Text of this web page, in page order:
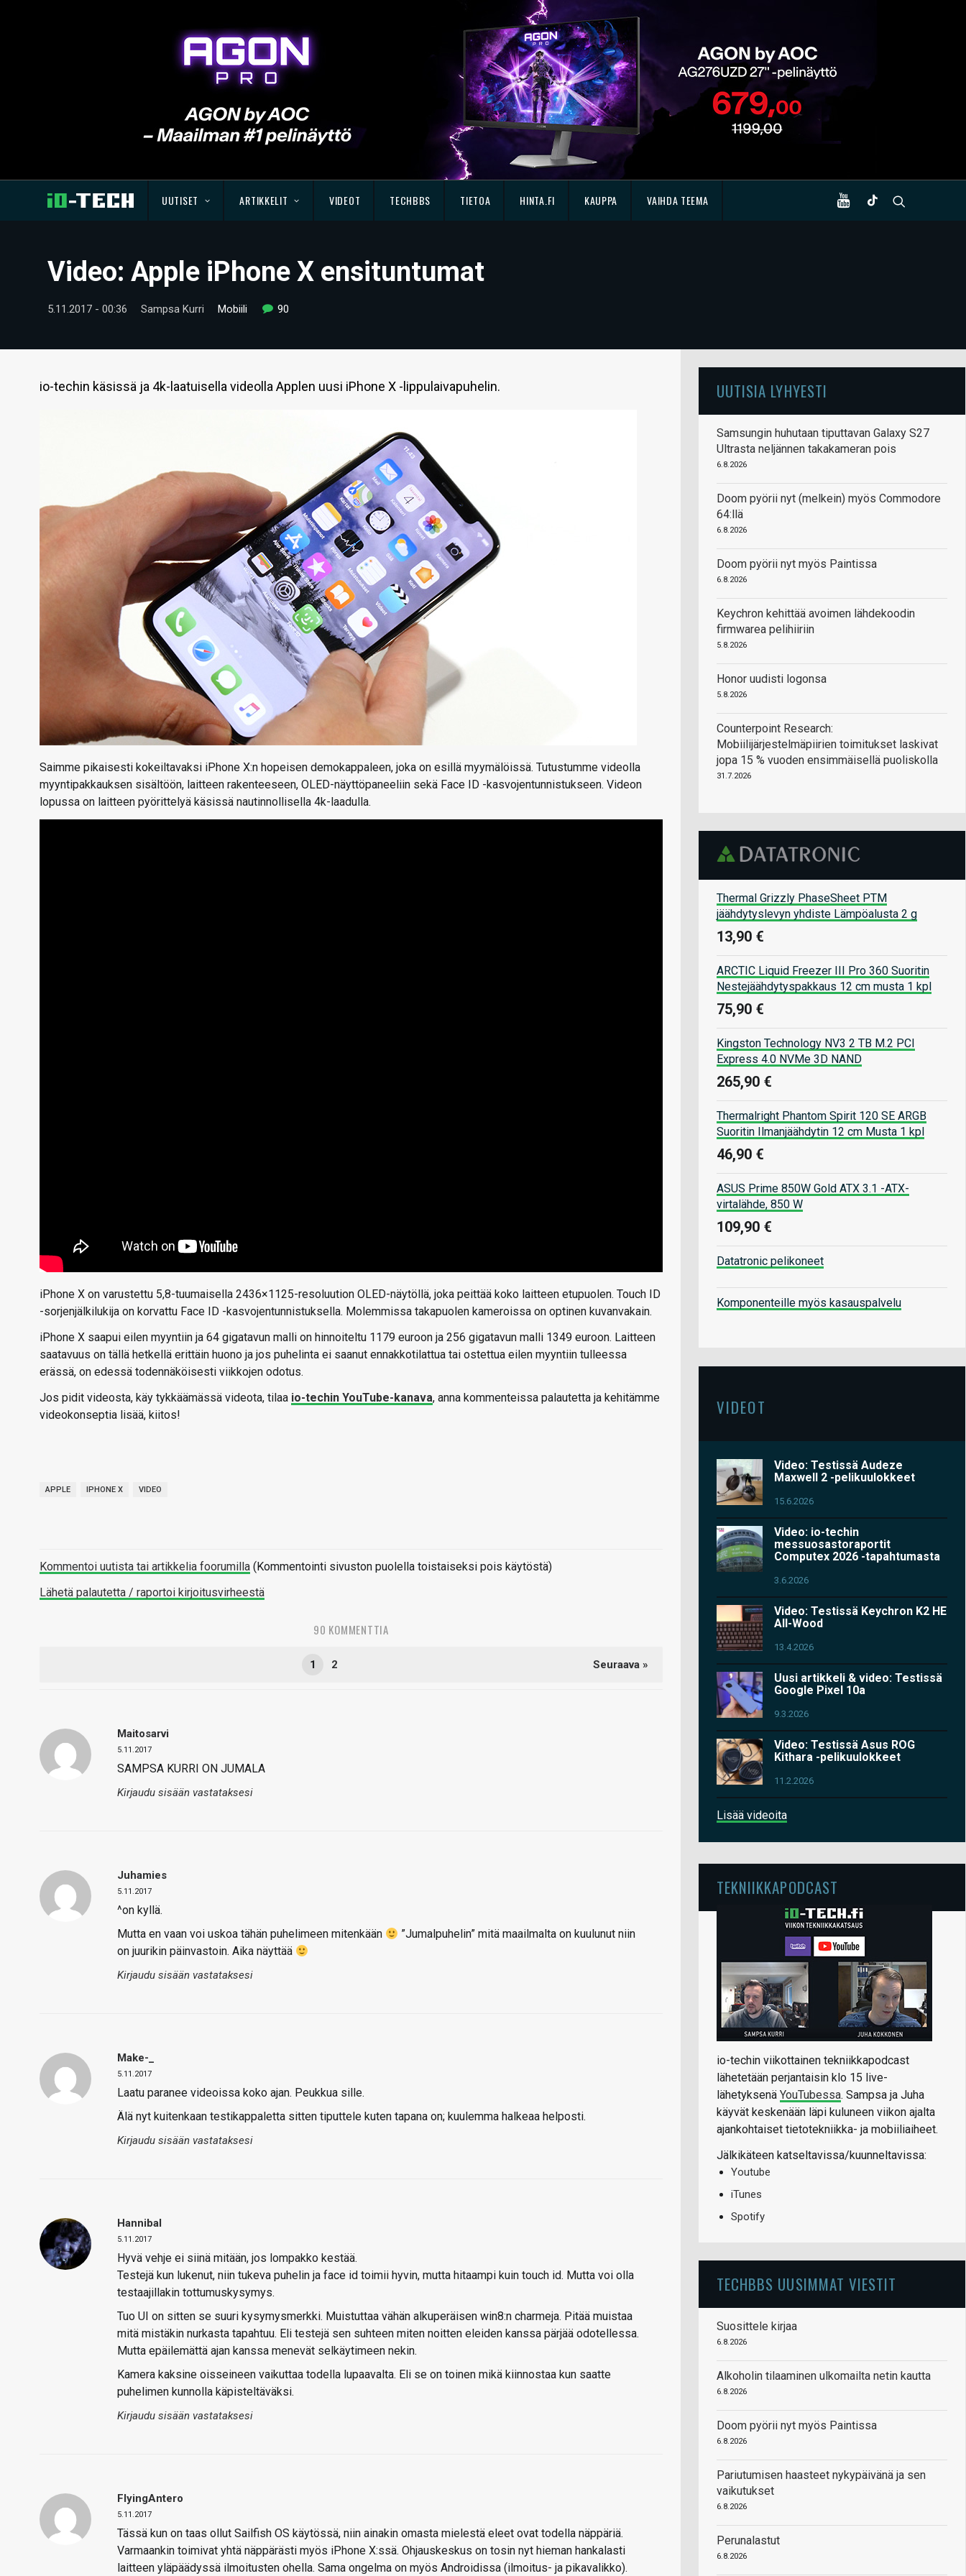
UUTISET ARTIKKELIT VIDEOT TECHBBS TIETOA HINTA.FI KAUPPA VAIHDA TEEMA
Video: Apple iPhone X ensituntumat
5.11.2017 - 00:36 Sampsa Kurri Mobiili 90
io-techin käsissä ja 4k-laatuisella videolla Applen uusi iPhone X -lippulaivapuhelin.
Saimme pikaisesti kokeiltavaksi iPhone X:n hopeisen demokappaleen, joka on esillä myymälöissä. Tutustumme videolla
myyntipakkauksen sisältöön, laitteen rakenteeseen, OLED-näyttöpaneeliin sekä Face ID -kasvojentunnistukseen. Videon
lopussa on laitteen pyörittelyä käsissä nautinnollisella 4k-laadulla.
iPhone X on varustettu 5,8-tuumaisella 2436×1125-resoluution OLED-näytöllä, joka peittää koko laitteen etupuolen. Touch ID
-sorjenjälkilukija on korvattu Face ID -kasvojentunnistuksella. Molemmissa takapuolen kameroissa on optinen kuvanvakain.
iPhone X saapui eilen myyntiin ja 64 gigatavun malli on hinnoiteltu 1179 euroon ja 256 gigatavun malli 1349 euroon. Laitteen
saatavuus on tällä hetkellä erittäin huono ja jos puhelinta ei saanut ennakkotilattua tai ostettua eilen myyntiin tulleessa
erässä, on edessä todennäköisesti viikkojen odotus.
Jos pidit videosta, käy tykkäämässä videota, tilaa io-techin YouTube-kanava, anna kommenteissa palautetta ja kehitämme
videokonseptia lisää, kiitos!
APPLE IPHONE X VIDEO
Kommentoi uutista tai artikkelia foorumilla (Kommentointi sivuston puolella toistaiseksi pois käytöstä)
Lähetä palautetta / raportoi kirjoitusvirheestä
90 KOMMENTTIA
1 2 Seuraava »
Maitosarvi
5.11.2017
SAMPSA KURRI ON JUMALA
Kirjaudu sisään vastataksesi
Juhamies
5.11.2017
^on kyllä.
Mutta en vaan voi uskoa tähän puhelimeen mitenkään
”Jumalpuhelin” mitä maailmalta on kuulunut niin
on juurikin päinvastoin. Aika näyttää
Kirjaudu sisään vastataksesi
Make-_
5.11.2017
Laatu paranee videoissa koko ajan. Peukkua sille.
Älä nyt kuitenkaan testikappaletta sitten tiputtele kuten tapana on; kuulemma halkeaa helposti.
Kirjaudu sisään vastataksesi
Hannibal
5.11.2017
Hyvä vehje ei siinä mitään, jos lompakko kestää.
Testejä kun lukenut, niin tukeva puhelin ja face id toimii hyvin, mutta hitaampi kuin touch id. Mutta voi olla
testaajillakin tottumuskysymys.
Tuo UI on sitten se suuri kysymysmerkki. Muistuttaa vähän alkuperäisen win8:n charmeja. Pitää muistaa
mitä mistäkin nurkasta tapahtuu. Eli testejä sen suhteen miten noitten eleiden kanssa pärjää odotellessa.
Mutta epäilemättä ajan kanssa menevät selkäytimeen nekin.
Kamera kaksine oisseineen vaikuttaa todella lupaavalta. Eli se on toinen mikä kiinnostaa kun saatte
puhelimen kunnolla käpisteltäväksi.
Kirjaudu sisään vastataksesi
FlyingAntero
5.11.2017
Tässä kun on taas ollut Sailfish OS käytössä, niin ainakin omasta mielestä eleet ovat todella näppäriä.
Varmaankin toimivat yhtä näppärästi myös iPhone X:ssä. Ohjauskeskus on tosin nyt hieman hankalasti
laitteen yläpäädyssä ilmoitusten ohella. Sama ongelma on myös Androidissa (ilmoitus- ja pikavalikko).
UUTISIA LYHYESTI
Samsungin huhutaan tiputtavan Galaxy S27
Ultrasta neljännen takakameran pois
6.8.2026
Doom pyörii nyt (melkein) myös Commodore
64:llä
6.8.2026
Doom pyörii nyt myös Paintissa
6.8.2026
Keychron kehittää avoimen lähdekoodin
firmwarea pelihiiriin
5.8.2026
Honor uudisti logonsa
5.8.2026
Counterpoint Research:
Mobiilijärjestelmäpiirien toimitukset laskivat
jopa 15 % vuoden ensimmäisellä puoliskolla
31.7.2026
Thermal Grizzly PhaseSheet PTM
jäähdytyslevyn yhdiste Lämpöalusta 2 g
13,90 €
ARCTIC Liquid Freezer III Pro 360 Suoritin
Nestejäähdytyspakkaus 12 cm musta 1 kpl
75,90 €
Kingston Technology NV3 2 TB M.2 PCI
Express 4.0 NVMe 3D NAND
265,90 €
Thermalright Phantom Spirit 120 SE ARGB
Suoritin Ilmanjäähdytin 12 cm Musta 1 kpl
46,90 €
ASUS Prime 850W Gold ATX 3.1 -ATX-
virtalähde, 850 W
109,90 €
Datatronic pelikoneet
Komponenteille myös kasauspalvelu
VIDEOT
Video: Testissä Audeze
Maxwell 2 -pelikuulokkeet
15.6.2026
Video: io-techin
messuosastoraportit
Computex 2026 -tapahtumasta
3.6.2026
Video: Testissä Keychron K2 HE
All-Wood
13.4.2026
Uusi artikkeli & video: Testissä
Google Pixel 10a
9.3.2026
Video: Testissä Asus ROG
Kithara -pelikuulokkeet
11.2.2026
Lisää videoita
TEKNIIKKAPODCAST
io-techin viikottainen tekniikkapodcast
lähetetään perjantaisin klo 15 live-
lähetyksenä YouTubessa. Sampsa ja Juha
käyvät keskenään läpi kuluneen viikon ajalta
ajankohtaiset tietotekniikka- ja mobiiliaiheet.
Jälkikäteen katseltavissa/kuunneltavissa:
Youtube
iTunes
Spotify
TECHBBS UUSIMMAT VIESTIT
Suosittele kirjaa
6.8.2026
Alkoholin tilaaminen ulkomailta netin kautta
6.8.2026
Doom pyörii nyt myös Paintissa
6.8.2026
Pariutumisen haasteet nykypäivänä ja sen
vaikutukset
6.8.2026
Perunalastut
6.8.2026